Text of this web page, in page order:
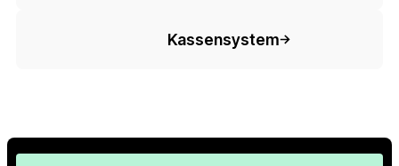
Kassensystem